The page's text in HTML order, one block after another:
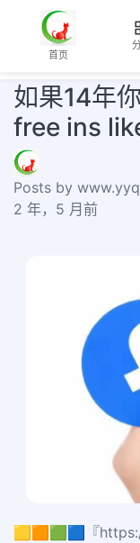
首页
如果14年
free ins
Posts by
2 年，5 月前
🟨🟧🟩🟦『